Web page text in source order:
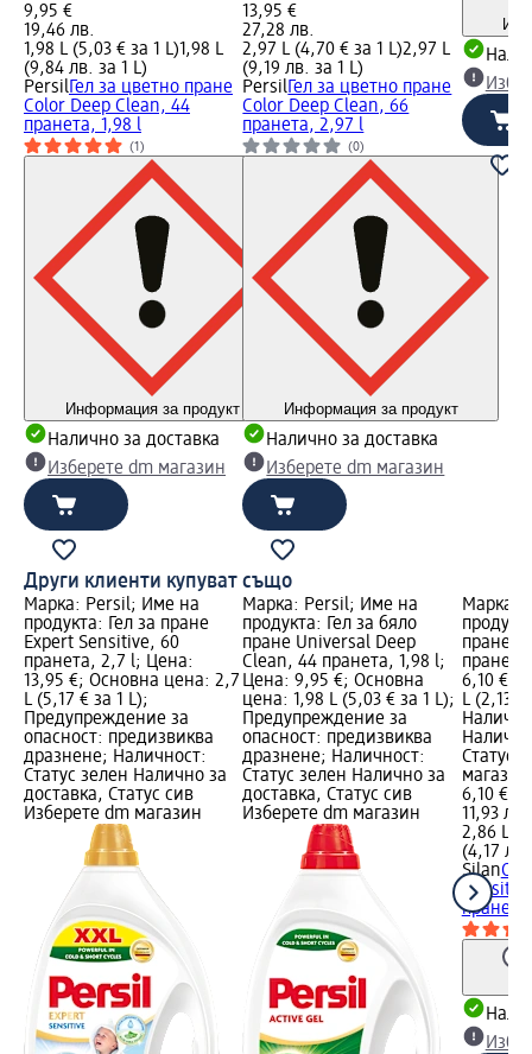
9,95 €
19,46 лв.
1,98 L (5,03 € за 1 L)1,98 L
(9,84 лв. за 1 L)
Persil Гел за цветно пране
Color Deep Clean, 44
пранета, 1,98 l
(1)
Информация за продукт
Налично за доставка
Изберете dm магазин
13,95 €
27,28 лв.
2,97 L (4,70 € за 1 L)2,97 L
(9,19 лв. за 1 L)
Persil Гел за цветно пране
Color Deep Clean, 66
пранета, 2,97 l
(0)
Информация за продукт
Налично за доставка
Изберете dm магазин
Други клиенти купуват също
Марка: Persil; Име на
продукта: Гел за пране
Expert Sensitive, 60
пранета, 2,7 l; Цена:
13,95 €; Основна цена: 2,7
L (5,17 € за 1 L);
Предупреждение за
опасност: предизвиква
дразнене; Наличност:
Статус зелен Налично за
доставка, Статус сив
Изберете dm магазин
Марка: Persil; Име на
продукта: Гел за бяло
пране Universal Deep
Clean, 44 пранета, 1,98 l;
Цена: 9,95 €; Основна
цена: 1,98 L (5,03 € за 1 L);
Предупреждение за
опасност: предизвиква
дразнене; Наличност:
Статус зелен Налично за
доставка, Статус сив
Изберете dm магазин
Марка:
пране
6,10 €;
L (2,13 €
Статус
магазин
6,10 €
11,93 лв.
2,86 L
(4,17 лв.
Silan